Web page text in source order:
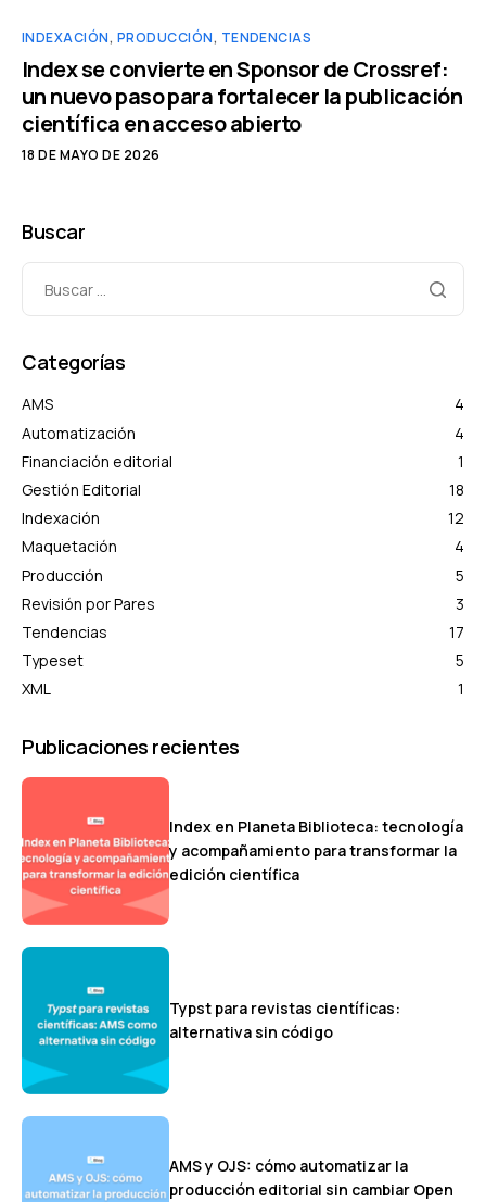
INDEXACIÓN, PRODUCCIÓN, TENDENCIAS
Index se convierte en Sponsor de Crossref:
un nuevo paso para fortalecer la publicación
científica en acceso abierto
18 DE MAYO DE 2026
Buscar
Categorías
AMS
4
Automatización
4
Financiación editorial
1
Gestión Editorial
18
Indexación
12
Maquetación
4
Producción
5
Revisión por Pares
3
Tendencias
17
Typeset
5
XML
1
Publicaciones recientes
Index en Planeta Biblioteca: tecnología
y acompañamiento para transformar la
edición científica
Typst para revistas científicas:
alternativa sin código
AMS y OJS: cómo automatizar la
producción editorial sin cambiar Open